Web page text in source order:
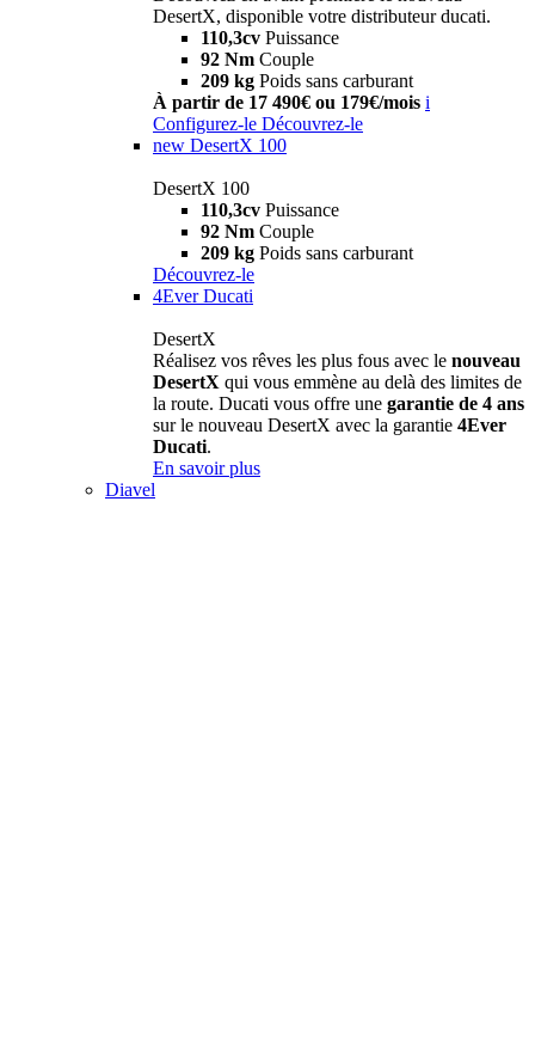
DesertX, disponible votre distributeur ducati.
110,3cv Puissance
92 Nm Couple
209 kg Poids sans carburant
À partir de 17 490€ ou 179€/mois i
Configurez-le Découvrez-le
new DesertX 100
DesertX 100
110,3cv Puissance
92 Nm Couple
209 kg Poids sans carburant
Découvrez-le
4Ever Ducati
DesertX
Réalisez vos rêves les plus fous avec le nouveau
DesertX qui vous emmène au delà des limites de
la route. Ducati vous offre une garantie de 4 ans
sur le nouveau DesertX avec la garantie 4Ever
Ducati.
En savoir plus
Diavel